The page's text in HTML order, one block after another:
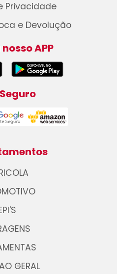
Privacidade
e Devolução
APP
GERAL